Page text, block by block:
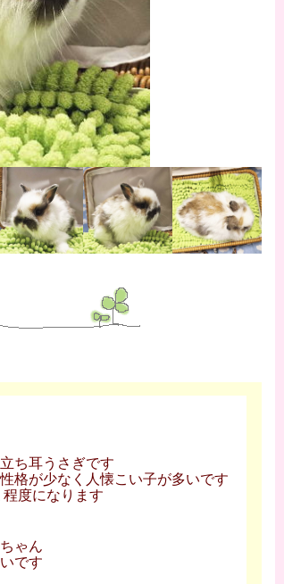
ち耳うさぎです
格が少なく人懐こい子が多いです
程度になります
ゃん
です